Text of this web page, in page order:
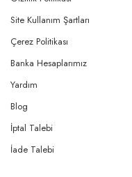
Site Kullanım Şartları
Çerez Politikası
Banka Hesaplarımız
Yardım
Blog
İptal Talebi
İade Talebi